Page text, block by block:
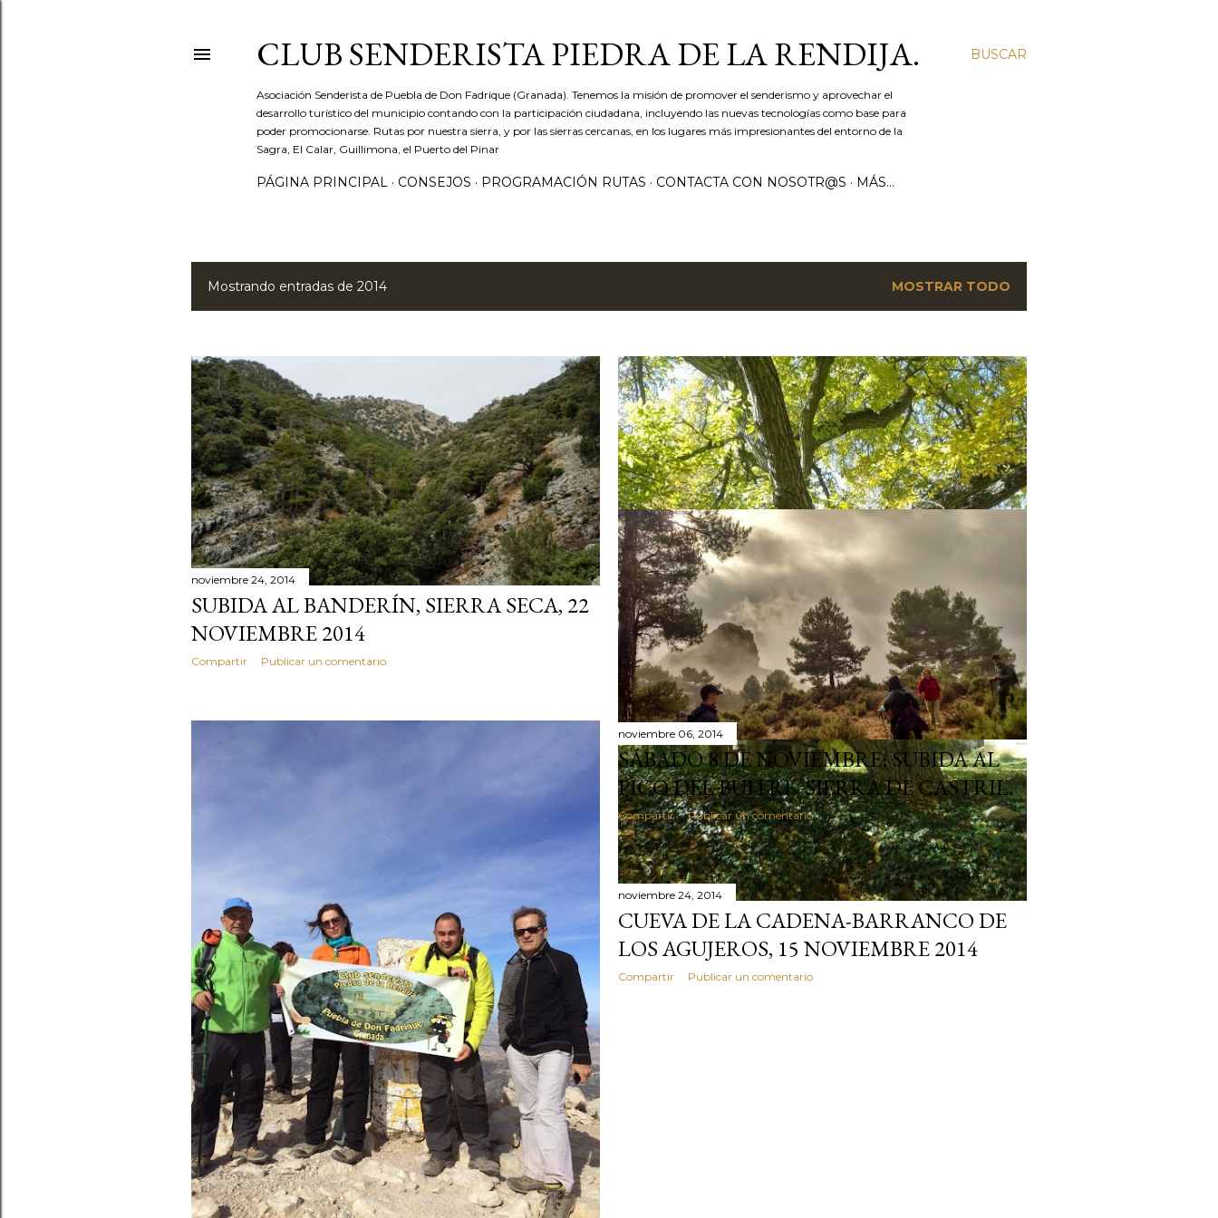
BUSCAR
CLUB SENDERISTA PIEDRA DE LA RENDIJA.
Asociación Senderista de Puebla de Don Fadrique (Granada). Tenemos la misión de promover el senderismo y aprovechar el
desarrollo turístico del municipio contando con la participación ciudadana, incluyendo las nuevas tecnologías como base para
poder promocionarse. Rutas por nuestra sierra, y por las sierras cercanas, en los lugares más impresionantes del entorno de la
Sagra, El Calar, Guillimona, el Puerto del Pinar
PÁGINA PRINCIPAL CONSEJOS PROGRAMACIÓN RUTAS CONTACTA CON NOSOTR@S MÁS…
E
t
r
a
d
a
s
Mostrando entradas de 2014 MOSTRAR TODO
noviembre 24, 2014
SUBIDA AL BANDERÍN, SIERRA SECA, 22
NOVIEMBRE 2014
Compartir Publicar un comentario
noviembre 24, 2014
CUEVA DE LA CADENA-BARRANCO DE
LOS AGUJEROS, 15 NOVIEMBRE 2014
Compartir Publicar un comentario
noviembre 06, 2014
SÁBADO 8 DE NOVIEMBRE: SUBIDA AL
PICO DEL BUITRE, SIERRA DE CASTRIL.
Compartir Publicar un comentario